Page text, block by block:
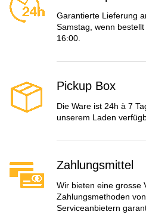
Garantierte Lieferung
Samstag, wenn
16:00.
Pickup Box
Die Ware ist 24h à 7
unserem Laden
Zahlungsmittel
Wir bieten eine grosse
Zahlungsmethoden
Serviceanbietern